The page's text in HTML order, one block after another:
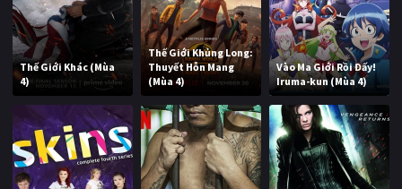
Thế Giới Khác (Mùa
4)
Thế Giới Khủng Long:
Thuyết Hỗn Mang
(Mùa 4)
Vào Ma Giới Rồi Đấy!
Iruma-kun (Mùa 4)